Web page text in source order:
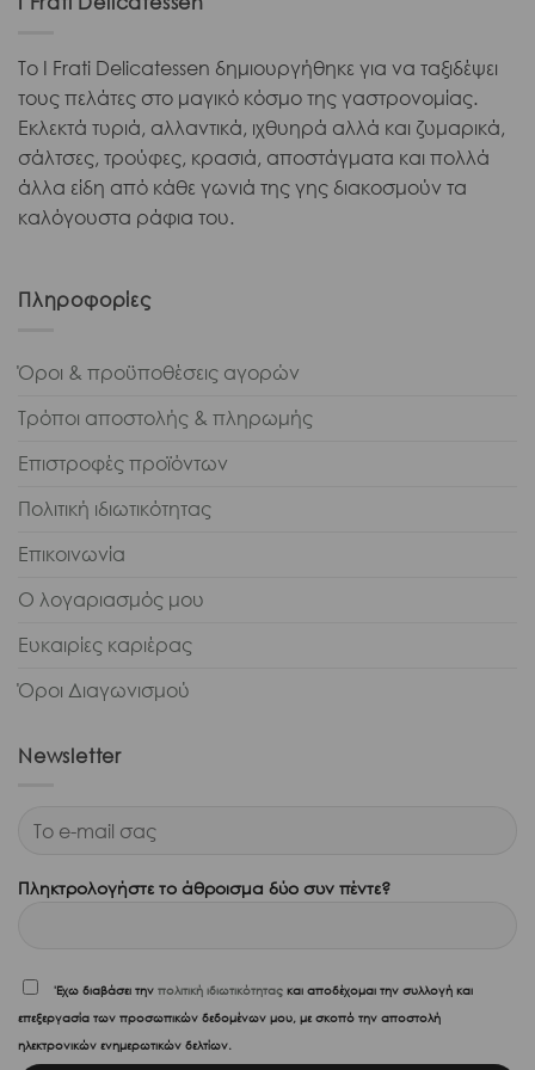
Το I Frati Delicatessen δημιουργήθηκε για να ταξιδέψει
τους πελάτες στο μαγικό κόσμο της γαστρονομίας.
Εκλεκτά τυριά, αλλαντικά, ιχθυηρά αλλά και ζυμαρικά,
σάλτσες, τρούφες, κρασιά, αποστάγματα και πολλά
άλλα είδη από κάθε γωνιά της γης διακοσμούν τα
καλόγουστα ράφια του.
Πληροφορίες
Όροι & προϋποθέσεις αγορών
Τρόποι αποστολής & πληρωμής
Επιστροφές προϊόντων
Πολιτική ιδιωτικότητας
Επικοινωνία
Ο λογαριασμός μου
Ευκαιρίες καριέρας
Όροι Διαγωνισμού
Newsletter
Πληκτρολογήστε το άθροισμα δύο συν πέντε?
'Εχω διαβάσει την πολιτική ιδιωτικότητας και αποδέχομαι την συλλογή και
επεξεργασία των προσωπικών δεδομένων μου, με σκοπό την αποστολή
ηλεκτρονικών ενημερωτικών δελτίων.